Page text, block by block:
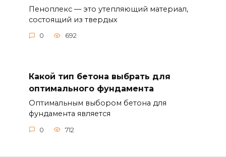
Пеноплекс — это утепляющий материал,
состоящий из твердых
0 692
Какой тип бетона выбрать для
оптимального фундамента
Оптимальным выбором бетона для
фундамента является
0 712